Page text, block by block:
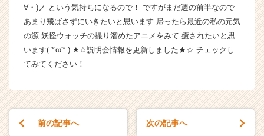
ン
チ
ャ
ー・
成
業
∀・)ノ という気持ちになるので！ ですがまだ週の前半なので
あまり飛ばさずにいきたいと思います 帰ったら最近の私の元気
の源 妖怪ウォッチの撮り溜めたアニメをみて 癒されたいと思
います( *'ω'* ) ★☆説明会情報を更新しました★☆ チェックし
てみてください！
前の記事へ 次の記事へ